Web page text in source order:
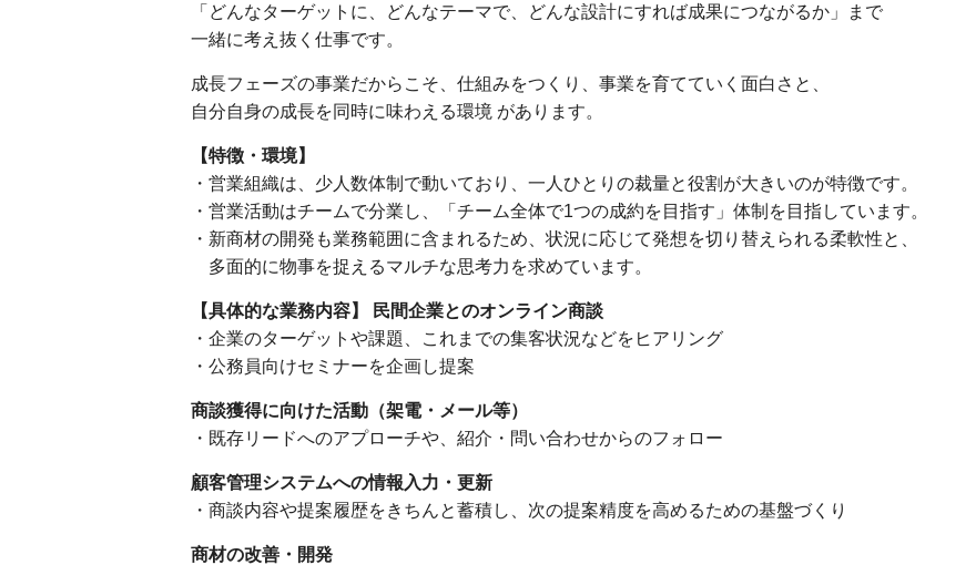
「どんなターゲットに、どんなテーマで、どんな設計にすれば成果につながるか」まで
一緒に考え抜く仕事です。
成長フェーズの事業だからこそ、仕組みをつくり、事業を育てていく面白さと、
自分自身の成長を同時に味わえる環境 があります。
【特徴・環境】
・営業組織は、少人数体制で動いており、一人ひとりの裁量と役割が大きいのが特徴です。
・営業活動はチームで分業し、「チーム全体で1つの成約を目指す」体制を目指しています。
・新商材の開発も業務範囲に含まれるため、状況に応じて発想を切り替えられる柔軟性と、
多面的に物事を捉えるマルチな思考力を求めています。
【具体的な業務内容】
民間企業とのオンライン商談
・企業のターゲットや課題、これまでの集客状況などをヒアリング
・公務員向けセミナーを企画し提案
商談獲得に向けた活動（架電・メール等）
・既存リードへのアプローチや、紹介・問い合わせからのフォロー
顧客管理システムへの情報入力・更新
・商談内容や提案履歴をきちんと蓄積し、次の提案精度を高めるための基盤づくり
商材の改善・開発